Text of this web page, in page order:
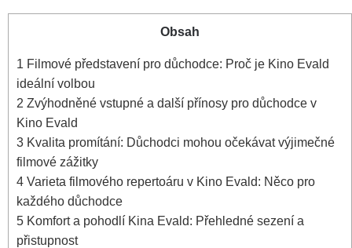
Obsah
1 Filmové představení pro důchodce: Proč je Kino Evald
ideální volbou
2 Zvýhodněné vstupné a další přínosy pro důchodce v
Kino Evald
3 Kvalita promítání: Důchodci mohou očekávat výjimečné
filmové zážitky
4 Varieta filmového repertoáru v Kino Evald: Něco pro
každého důchodce
5 Komfort a pohodlí Kina Evald: Přehledné sezení a
přistupnost